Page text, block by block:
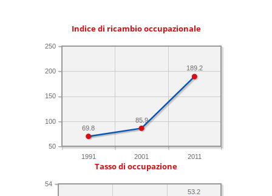
Indice di ricambio occupazionale
1991 2001 2011
50
100
150
200
250
189.2
85.9
69.8
Tasso di occupazione
54
53.2